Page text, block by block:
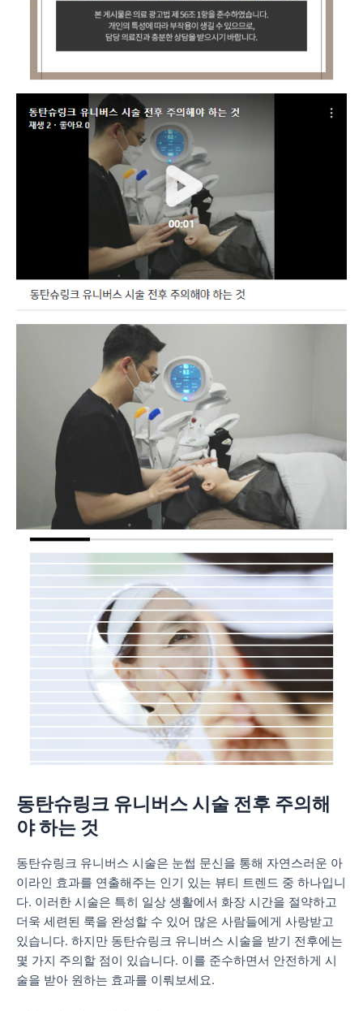
동탄슈링크 유니버스 시술 전후 주의해
야 하는 것
동탄슈링크 유니버스 시술은 눈썹 문신을 통해 자연스러운 아
이라인 효과를 연출해주는 인기 있는 뷰티 트렌드 중 하나입니
다. 이러한 시술은 특히 일상 생활에서 화장 시간을 절약하고
더욱 세련된 룩을 완성할 수 있어 많은 사람들에게 사랑받고
있습니다. 하지만 동탄슈링크 유니버스 시술을 받기 전후에는
몇 가지 주의할 점이 있습니다. 이를 준수하면서 안전하게 시
술을 받아 원하는 효과를 이뤄보세요.